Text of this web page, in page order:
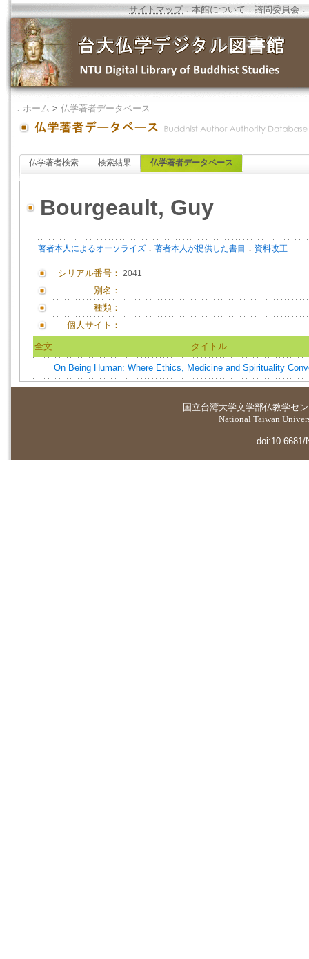
サイトマップ．本館について ．諮問委員会 ．
． ホーム > 仏学著者データベース
仏学著者検索 検索結果 仏学著者データベース
Bourgeault, Guy
著者本人によるオーソライズ ． 著者本人が提供した書目 ． 資料改正
シリアル番号： 2041
別名：
種類：
個人サイト：
全文 タイトル
On Being Human: Where Ethics, Medicine and Spirituality
国立台湾大学文学部仏教学セ
National Taiwan
doi:10.6681/